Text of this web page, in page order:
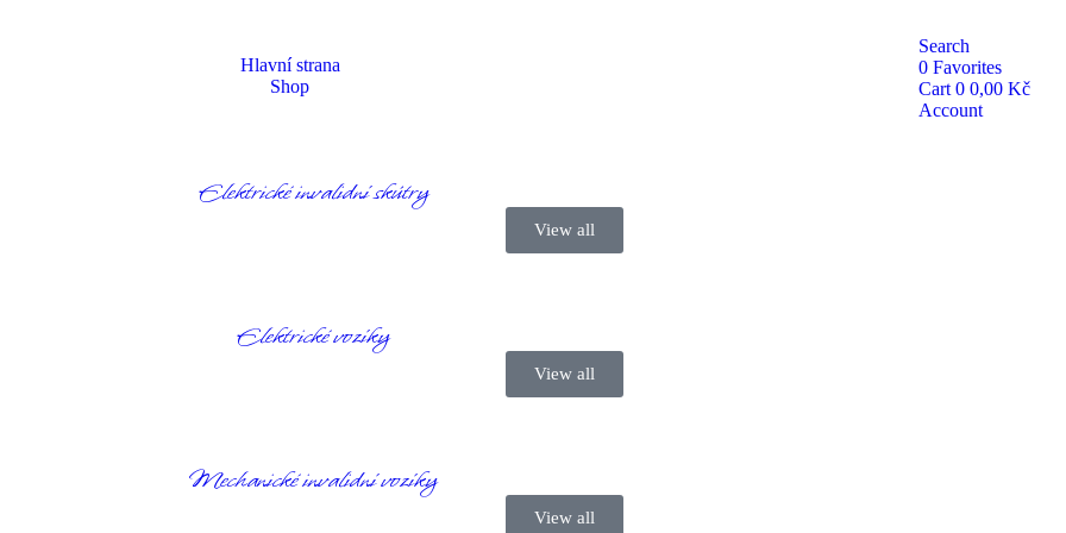
Hlavní strana
Shop
Elektrické invalidní skútry
View all
Elektrické vozíky
View all
Mechanické invalidní vozíky
View all
Search
0 Favorites
Cart 0 0,00 Kč
Account